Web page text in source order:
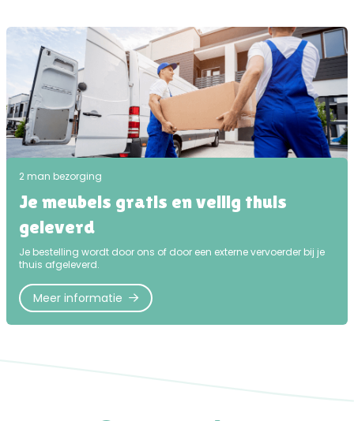
2 man bezorging
Je meubels gratis en veilig thuis
geleverd
Je bestelling wordt door ons of door een externe vervoerder bij je
thuis afgeleverd.
Meer informatie